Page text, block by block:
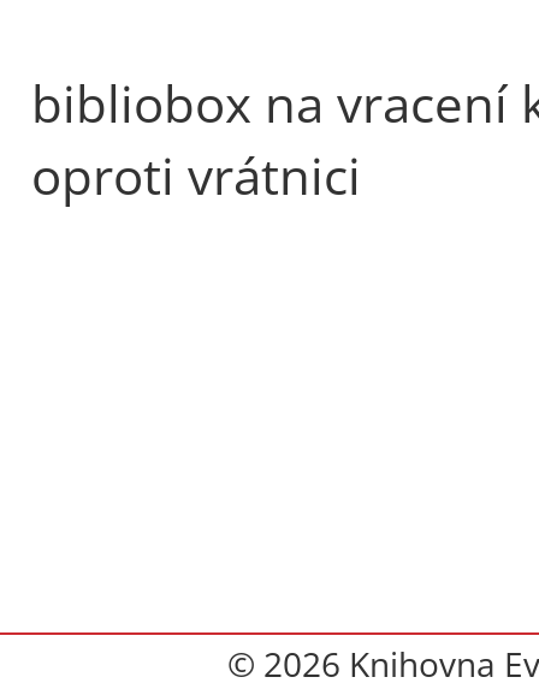
bibliobox na vracení
oproti vrátnici
© 2026 Knihovna